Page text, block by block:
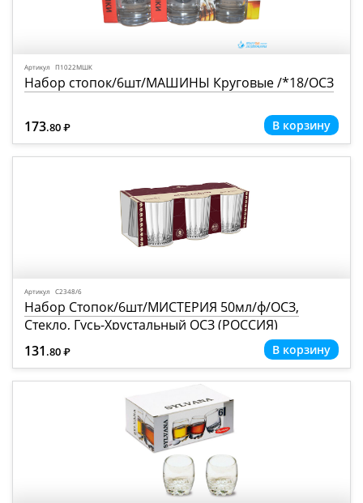
Артикул П1022МШК
Набор стопок/6шт/МАШИНЫ Круговые /*18/ОСЗ
173.80 Р
=
Артикул С2348/6
Набор Стопок/6шт/МИСТЕРИЯ 50мл/ф/ОСЗ,
Стекло, Гусь-Хрустальный ОСЗ (РОССИЯ)
131.80 Р
=